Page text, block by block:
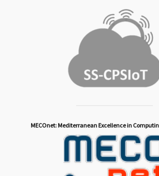
MECOnet: Mediterranean Excellence in